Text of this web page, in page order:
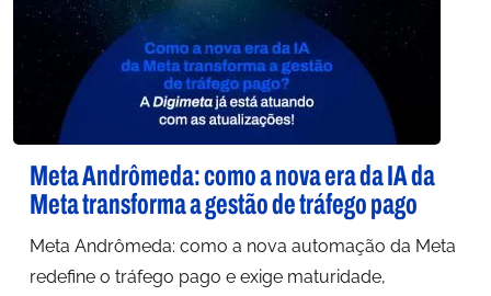
Meta Andrômeda: como a nova era da IA da
Meta transforma a gestão de tráfego pago
Meta Andrômeda: como a nova automação da Meta
redefine o tráfego pago e exige maturidade,